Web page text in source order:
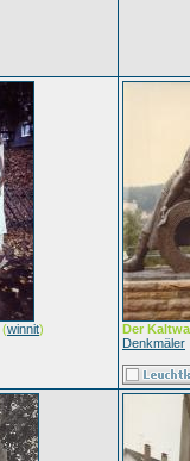
(winnit)
Der
Denkmäler